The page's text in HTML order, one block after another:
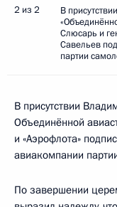
2 из 2
В
Слюсарь и
Савельев
партии
В присутствии
Объединённой
и «Аэрофлота»
авиакомпании
По завершении